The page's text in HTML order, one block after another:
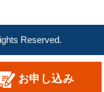
Reserved.
お申し込み